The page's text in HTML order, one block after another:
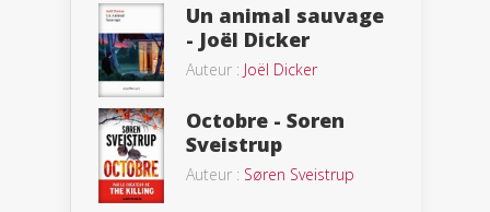
Un animal sauvage
- Joël Dicker
Auteur : Joël Dicker
Octobre - Soren
Sveistrup
Auteur : Søren Sveistrup